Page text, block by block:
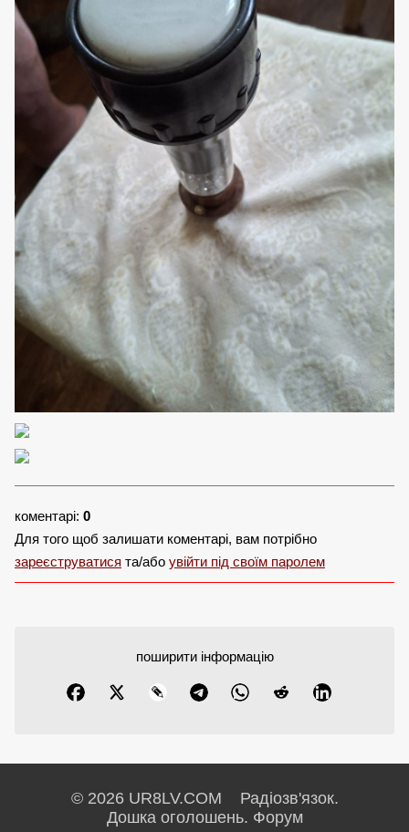
коментарі: 0
Для того щоб залишати коментарі, вам потрібно
зареєструватися та/або увійти під своїм паролем
поширити інформацію
© 2026 UR8LV.COM Радіозв'язок.
Дошка оголошень. Форум